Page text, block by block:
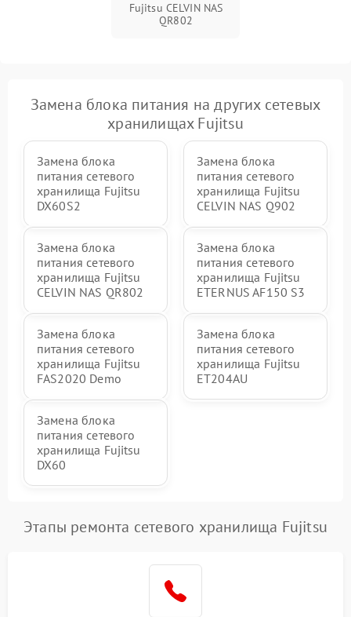
Fujitsu CELVIN NAS
QR802
Замена блока питания на других сетевых
хранилищах Fujitsu
Замена блока
питания сетевого
хранилища Fujitsu
DX60S2
Замена блока
питания сетевого
хранилища Fujitsu
CELVIN NAS Q902
Замена блока
питания сетевого
хранилища Fujitsu
CELVIN NAS QR802
Замена блока
питания сетевого
хранилища Fujitsu
ETERNUS AF150 S3
Замена блока
питания сетевого
хранилища Fujitsu
FAS2020 Demo
Замена блока
питания сетевого
хранилища Fujitsu
ET204AU
Замена блока
питания сетевого
хранилища Fujitsu
DX60
Этапы ремонта сетевого хранилища Fujitsu